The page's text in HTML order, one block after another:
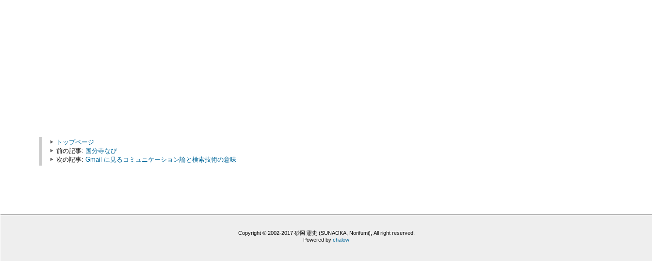
トップページ
前の記事: 国分寺なび
次の記事: Gmail に見るコミュニケーション論と検索技術の意味
Copyright © 2002-2017 砂岡 憲史 (SUNAOKA, Norifumi), All right reserved.
Powered by chalow